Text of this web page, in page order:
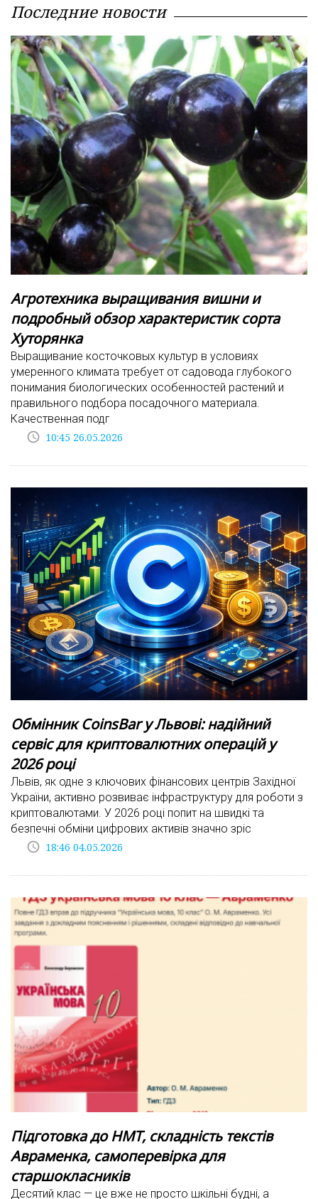
Последние новости
Агротехника выращивания вишни и
подробный обзор характеристик сорта
Хуторянка
Выращивание косточковых культур в условиях
умеренного климата требует от садовода глубокого
понимания биологических особенностей растений и
правильного подбора посадочного материала.
Качественная подг
access_time 10:45 26.05.2026
Обмінник CoinsBar у Львові: надійний
сервіс для криптовалютних операцій у
2026 році
Львів, як одне з ключових фінансових центрів Західної
України, активно розвиває інфраструктуру для роботи з
криптовалютами. У 2026 році попит на швидкі та
безпечні обміни цифрових активів значно зріс
access_time 18:46 04.05.2026
Підготовка до НМТ, складність текстів
Авраменка, самоперевірка для
старшокласників
Десятий клас — це вже не просто шкільні будні, а